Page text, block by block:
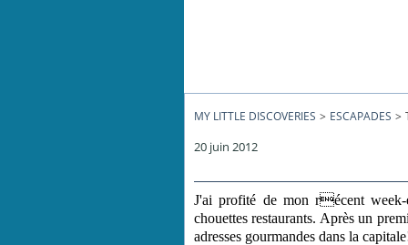
MY LITTLE DISCOVERIES > ESCAPADES >
20 juin 2012
J'ai profité de mon récent
chouettes restaurants. Après un
adresses gourmandes dans la